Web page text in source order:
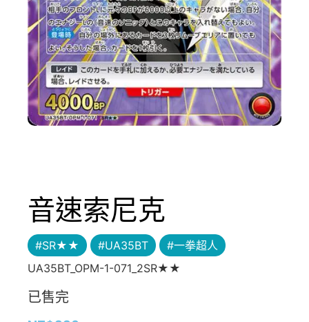
音速索尼克
#SR★★ #UA35BT
#一拳超人
UA35BT_OPM-1-071_2SR★★
已售完